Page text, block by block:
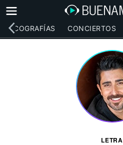
DISCOGRAFÍAS CONCIERTOS
LETRA